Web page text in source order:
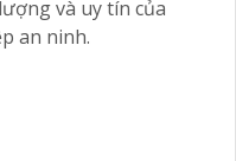
và uy tín của
an ninh.